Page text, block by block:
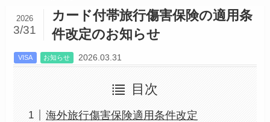
カード付帯旅行傷害保険の適用条
件改定のお知らせ
2026
3/31
VISA お知らせ 2026.03.31
目次
海外旅行傷害保険適用条件改定